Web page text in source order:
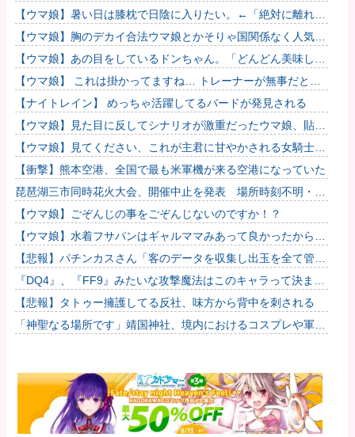
いえない世代ですから、反省なんかしておりませんし、反省を
求めら...
【ウマ娘】暑い日は膝枕で日陰に入りたい。←「絶対に離れた
くない場所だな」
【ウマ娘】胸のデカイ合法ウマ娘とかそりゃ国関係なく人気出
るわな
【ウマ娘】あの目をしているドンちゃん。「どんどん美味しく
実る…♡」
【ウマ娘】 これは掛かってますね… トレーナーが無事だとい
いのですが…
【ナイトレイン】 めっちゃ活躍してるバードが発見される
【ウマ娘】見た目に反してシナリオが激重だったウマ娘、貼
る。
【ウマ娘】見てください、これが主君に甘やかされる女騎士の
姿です。
【衝撃】熊本空港、全国で最も米軍機が来る空港になっていた
琵琶湖三市同時花火大会、開催中止を発表 場所時刻不明・許
可なし・交通整理なし・市が関与否定
【ウマ娘】ごぞんじの事をごぞんじないのですか！？
【ウマ娘】水着フサパンはギャルママみあって良かったから引
く
【悲報】パチンカスさん「客のデータを収集し出玉を全て管
理。それがホールコンピューター」他
『DQ4』、『FF9』みたいな攻撃魔法はこのキャラって決まっ
てるゲームが好き他
【悲報】タトゥー擁護してる反社、味方から背中を刺される
「神聖なる場所です」靖国神社、境内におけるコスプレや軍装